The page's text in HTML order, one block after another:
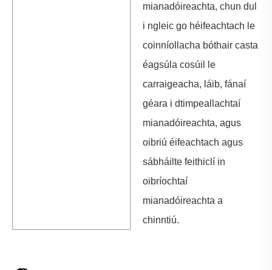
mianadóireachta, chun dul
i ngleic go héifeachtach le
coinníollacha bóthair casta
éagsúla cosúil le
carraigeacha, láib, fánaí
géara i dtimpeallachtaí
mianadóireachta, agus
oibriú éifeachtach agus
sábháilte feithiclí in
oibríochtaí
mianadóireachta a
chinntiú.